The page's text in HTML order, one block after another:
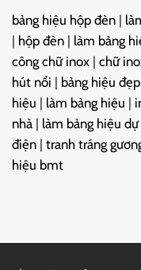
bảng hiệu hộp đèn |
| hộp đèn | làm bảng
công chữ inox | chữ
hút nổi | bảng hiệu đẹp
hiệu | làm bảng hiệu |
nhà | làm bảng hiệu dự
điện | tranh tráng
hiệu bmt